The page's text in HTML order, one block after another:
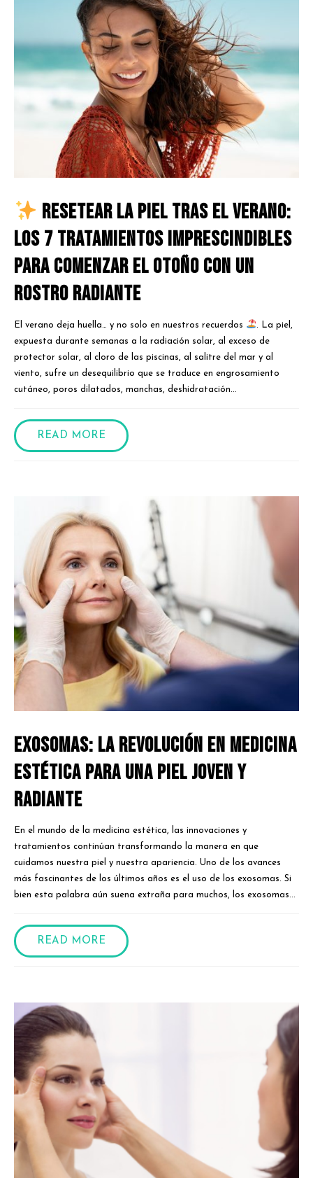
Resetear la piel tras el verano:
los 7 tratamientos imprescindibles
para comenzar el otoño con un
rostro radiante
El verano deja huella… y no solo en nuestros recuerdos
. La piel,
expuesta durante semanas a la radiación solar, al exceso de
protector solar, al cloro de las piscinas, al salitre del mar y al
viento, sufre un desequilibrio que se traduce en engrosamiento
cutáneo, poros dilatados, manchas, deshidratación...
READ MORE
Exosomas: La Revolución en Medicina
Estética para una Piel Joven y
Radiante
En el mundo de la medicina estética, las innovaciones y
tratamientos continúan transformando la manera en que
cuidamos nuestra piel y nuestra apariencia. Uno de los avances
más fascinantes de los últimos años es el uso de los exosomas. Si
bien esta palabra aún suena extraña para muchos, los exosomas...
READ MORE